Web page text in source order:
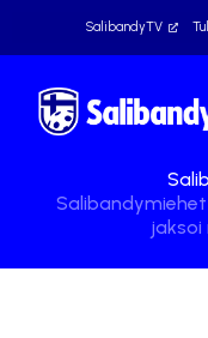
SalibandyTV
jaksoi